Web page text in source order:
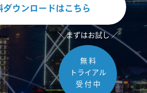
ダウンロードはこちら
＼ まずはお試し ／
無 料
トライアル
受 付 中